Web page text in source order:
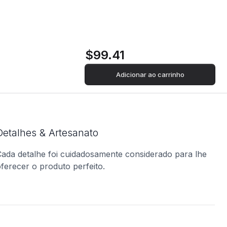
$99.41
Adicionar ao carrinho
& Artesanato
detalhe foi cuidadosamente considerado para lhe
o produto perfeito.